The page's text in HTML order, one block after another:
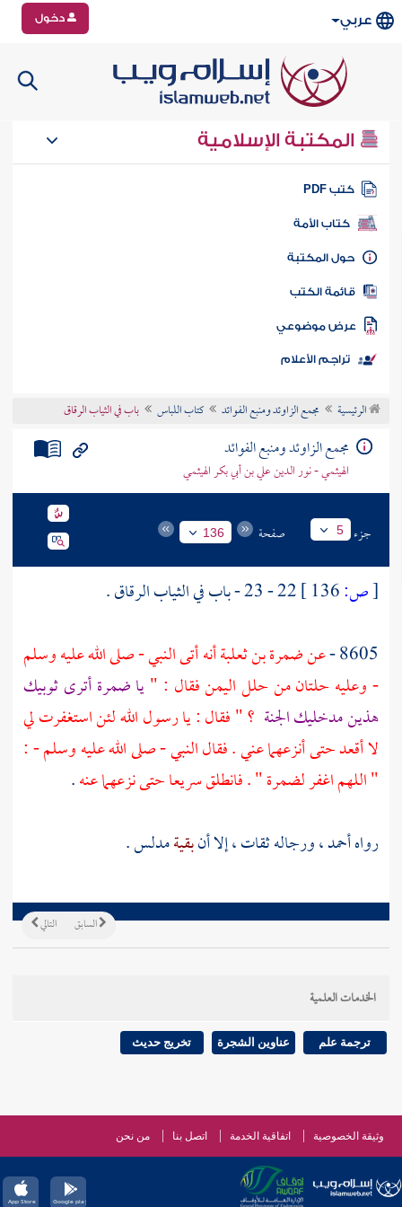
عربي دخول
المكتبة الإسلامية
كتب PDF
كتاب الأمة
المكتبة
الكتب
موضوعي
تراجم الأعلام
الرئيسية مجمع الزاوئد ومنبع الفوائد كتاب اللباس باب في الثياب الرقاق
مجمع الزاوئد ومنبع الفوائد
الهيثمي - نور الدين علي بن أبي بكر الهيثمي
جزء 5 صفحة 136
[ص:
22 - 23 - باب في الثياب الرقاق .
8605 - عنضمرة بن ثعلبةأنه أتى النبي - صلى الله عليه وسلم
- وعليه حلتان من حلل اليمن فقال : "ياضمرةأترى ثوبيك
هذين مدخليك الجنة ؟ " فقال : يا رسول الله لئن استغفرت لي
لا أقعد حتى أنزعهما عني . فقال النبي - صلى الله عليه وسلم - :
" اللهم اغفرلضمرة" . فانطلق سريعا حتى نزعهما عنه.
رواهأحمد، ورجاله ثقات ، إلا أنبقيةمدلس .
التالي السابق
الخدمات العلمية
ترجمة علم عناوين الشجرة تخريج حديث
وثيقة الخصوصية اتفاقية الخدمة اتصل بنا من نحن